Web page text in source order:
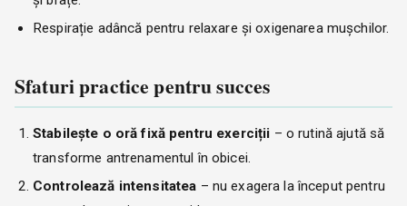
Respirație adâncă pentru relaxare și oxigenarea mușchilor.
Sfaturi practice pentru succes
Stabilește o oră fixă pentru exerciții – o rutină ajută să
transforme antrenamentul în obicei.
Controlează intensitatea – nu exagera la început pentru